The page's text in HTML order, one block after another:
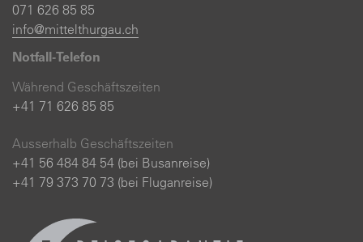
071 626 85 85
info@mittelthurgau.ch
Notfall-Telefon
Während Geschäftszeiten
+41 71 626 85 85
Ausserhalb Geschäftszeiten
+41 56 484 84 54 (bei Busanreise)
+41 79 373 70 73 (bei Fluganreise)